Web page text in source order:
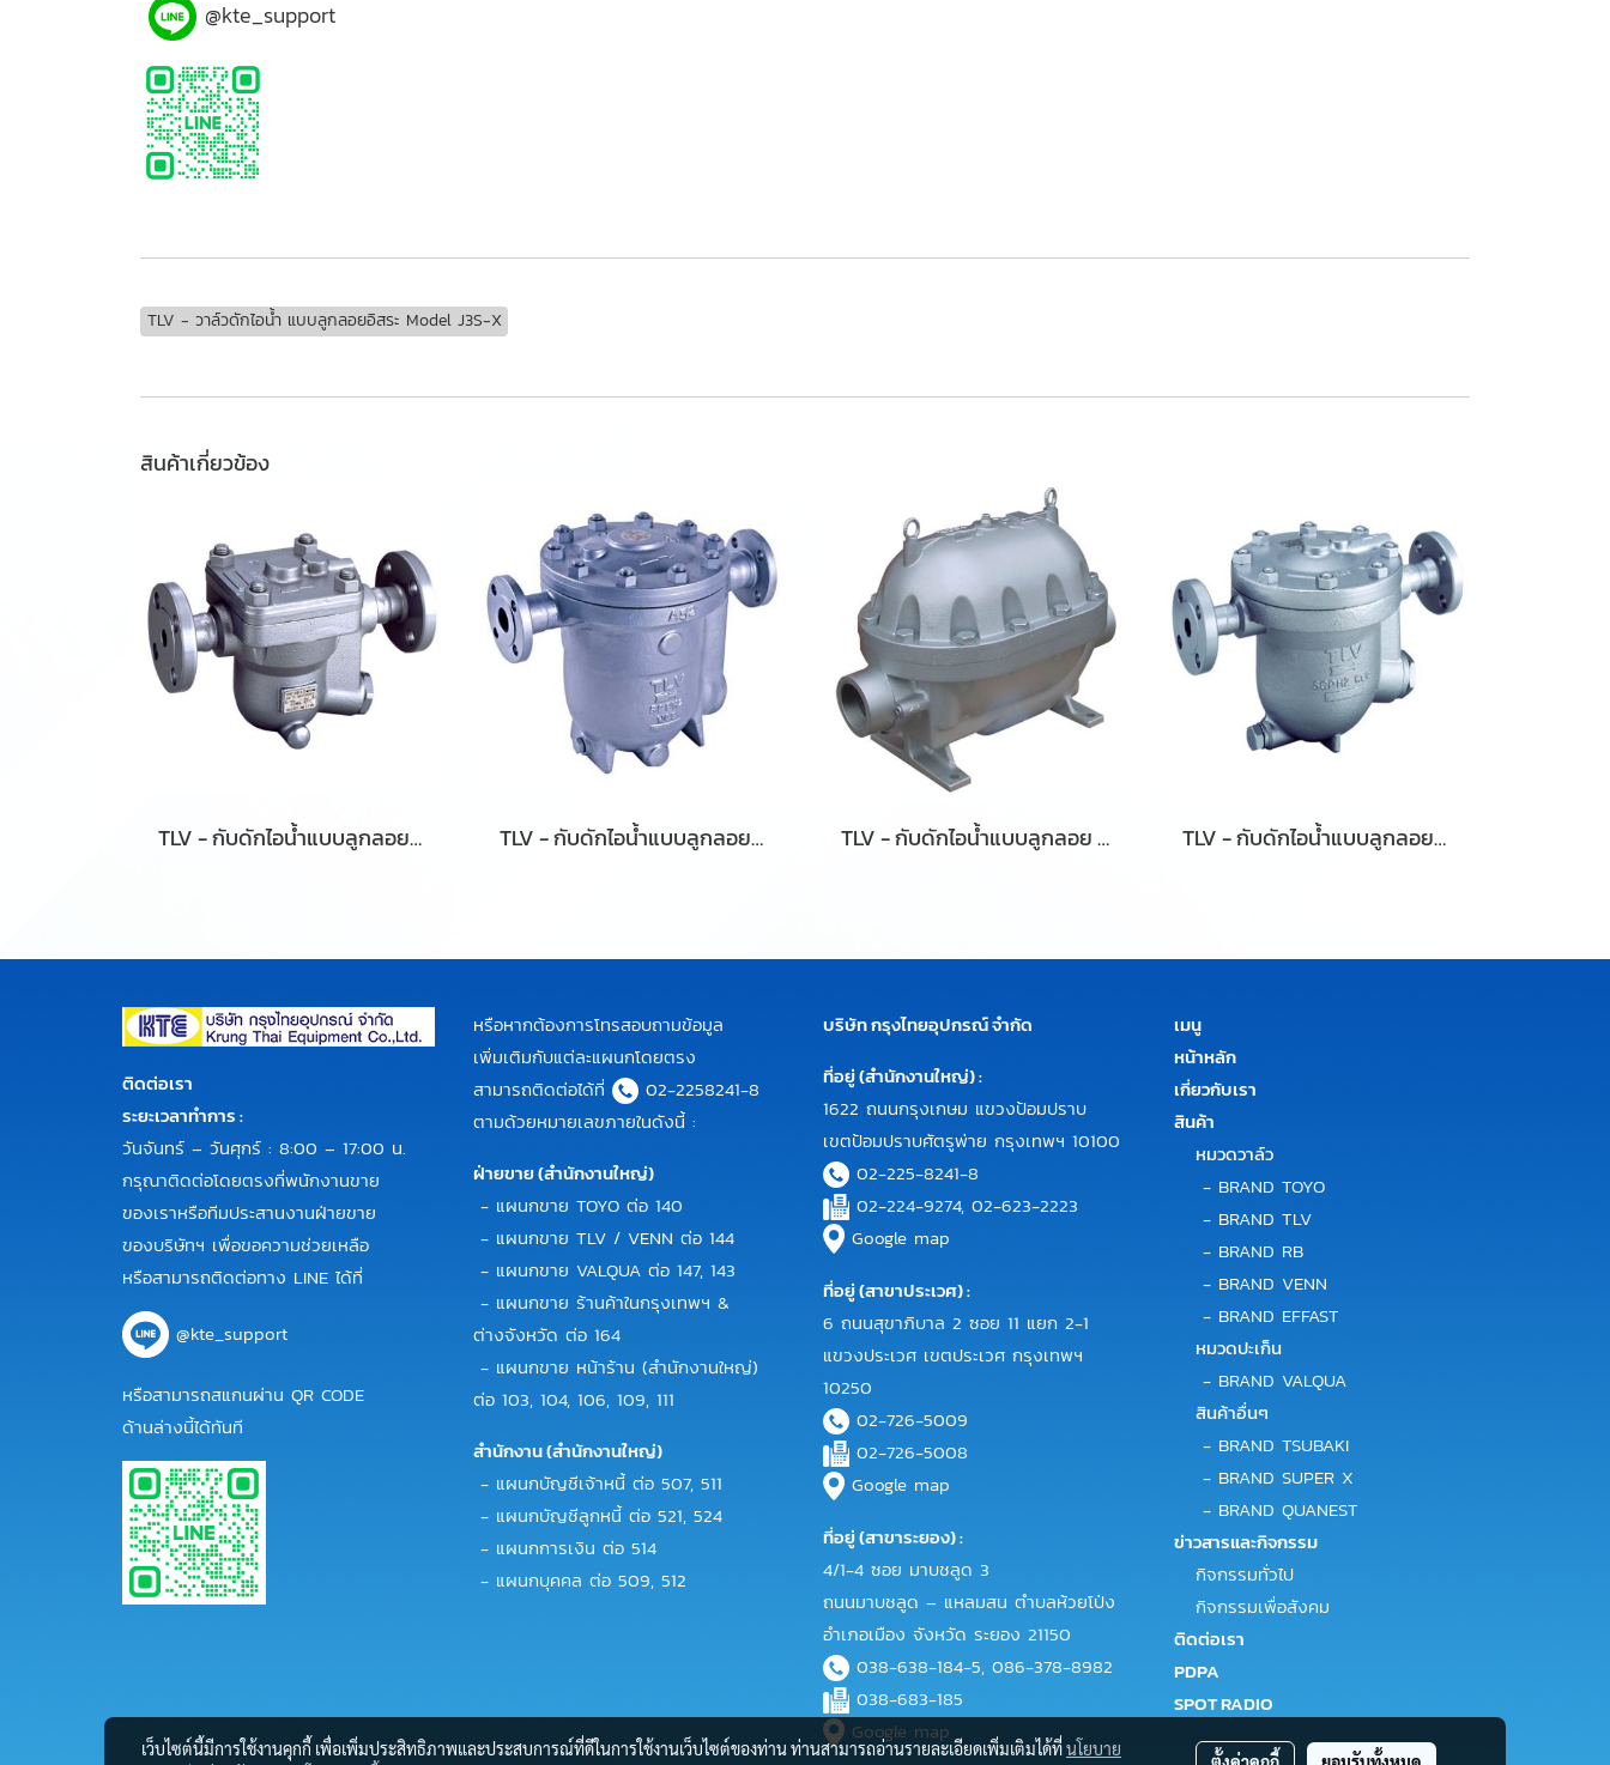
@kte_support
TLV - วาล์วดักไอน้ำ แบบลูกลอยอิสระ Model J3S-X
สินค้าเกี่ยวข้อง
TLV - กับดักไอน้ำแบบลูกลอยอิสระขนาดเล็กถึงปานกลาง รุ่น JH5RL-X, JH5RL-B, JH5RH-B TLV - กับดักไอน้ำแบบลูกลอยอิสระขนาดใหญ่ รุ่น JH7.5R-X / JH7.5R-B TLV - กับดักไอน้ำแบบลูกลอย รุ่น: JL14-X, JLH14-X TLV - กับดักไอน้ำแบบลูกลอยอิสระ รุ่น JH7RL-X, JH7RL-B และ JH7RM-B
ติดต่อเรา
ระยะเวลาทำการ :
วันจันทร์ – วันศุกร์ : 8:00 – 17:00 น.
กรุณาติดต่อโดยตรงที่พนักงานขาย
ของเราหรือทีมประสานงานฝ่ายขาย
ของบริษัทฯ เพื่อขอความช่วยเหลือ
หรือสามารถติดต่อทาง LINE ได้ที่
@kte_support
หรือสามารถสแกนผ่าน QR CODE
ด้านล่างนี้ได้ทันที
หรือหากต้องการโทรสอบถามข้อมูล
เพิ่มเติมกับแต่ละแผนกโดยตรง
สามารถติดต่อได้ที่
02-2258241-8
ตามด้วยหมายเลขภายในดังนี้ :
ฝ่ายขาย (สำนักงานใหญ่)
- แผนกขาย TOYO ต่อ 140
- แผนกขาย TLV / VENN ต่อ 144
- แผนกขาย VALQUA ต่อ 147, 143
- แผนกขาย ร้านค้าในกรุงเทพฯ &
ต่างจังหวัด ต่อ 164
- แผนกขาย หน้าร้าน (สำนักงานใหญ่)
ต่อ 103, 104, 106, 109, 111
สำนักงาน (สำนักงานใหญ่)
- แผนกบัญชีเจ้าหนี้ ต่อ 507, 511
- แผนกบัญชีลูกหนี้ ต่อ 521, 524
- แผนกการเงิน ต่อ 514
- แผนกบุคคล ต่อ 509, 512
บริษัท กรุงไทยอุปกรณ์ จำกัด
ที่อยู่ (สำนักงานใหญ่) :
1622 ถนนกรุงเกษม แขวงป้อมปราบ
เขตป้อมปราบศัตรูพ่าย กรุงเทพฯ 10100
02-225-8241-8
02-224-9274, 02-623-2223
Google map
ที่อยู่ (สาขาประเวศ) :
6 ถนนสุขาภิบาล 2 ซอย 11 แยก 2-1
แขวงประเวศ เขตประเวศ กรุงเทพฯ
10250
02-726-5009
02-726-5008
Google map
ที่อยู่ (สาขาระยอง) :
4/1-4 ซอย มาบชลูด 3
ถนนมาบชลูด – แหลมสน ตำบลห้วยโป่ง
อำเภอเมือง จังหวัด ระยอง 21150
038-638-184-5, 086-378-8982
038-683-185
Google map
เมนู
หน้าหลัก
เกี่ยวกับเรา
สินค้า
หมวดวาล์ว
- BRAND TOYO
- BRAND TLV
- BRAND RB
- BRAND VENN
- BRAND EFFAST
หมวดปะเก็น
- BRAND VALQUA
สินค้าอื่นๆ
- BRAND TSUBAKI
- BRAND SUPER X
- BRAND QUANEST
ข่าวสารและกิจกรรม
กิจกรรมทั่วไป
กิจกรรมเพื่อสังคม
ติดต่อเรา
PDPA
SPOT RADIO
เว็บไซต์นี้มีการใช้งานคุกกี้ เพื่อเพิ่มประสิทธิภาพและประสบการณ์ที่ดีในการใช้งานเว็บไซต์ของท่าน ท่านสามารถอ่านรายละเอียดเพิ่มเติมได้ที่นโยบาย